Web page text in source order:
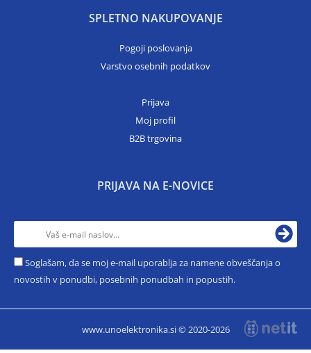
SPLETNO NAKUPOVANJE
Pogoji poslovanja
Varstvo osebnih podatkov
Prijava
Moj profil
B2B trgovina
PRIJAVA NA E-NOVICE
Soglašam, da se moj e-mail uporablja za namene obveščanja o
novostih v ponudbi, posebnih ponudbah in popustih.
www.unoelektronika.si © 2020-2026